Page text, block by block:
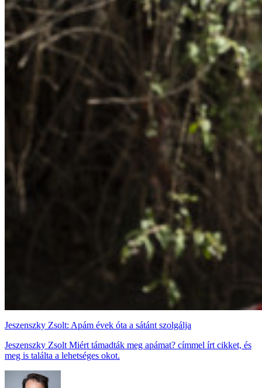
Jeszenszky Zsolt: Apám évek óta a sátánt szolgálja
Jeszenszky Zsolt Miért támadták meg apámat? címmel írt cikket, és
meg is találta a lehetséges okot.